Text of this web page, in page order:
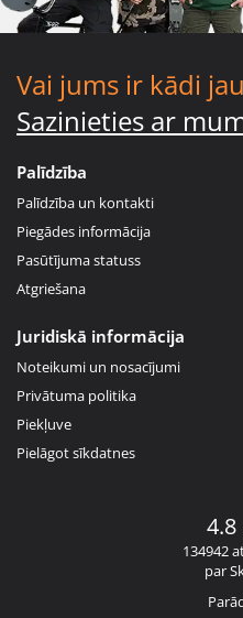
Vai jums ir kādi
Sazinieties ar
Palīdzība
Palīdzība un kontakti
Piegādes informācija
Pasūtījuma statuss
Atgriešana
Juridiskā informācija
Noteikumi un nosacījumi
Privātuma politika
Piekļuve
Pielāgot sīkdatnes
4.8
134942
par